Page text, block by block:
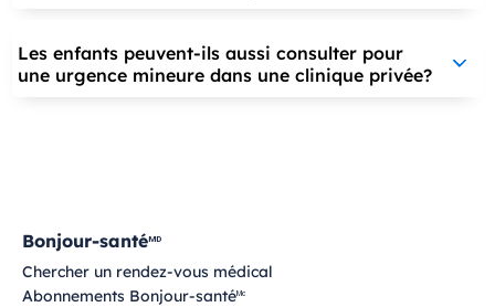
Les enfants peuvent-ils aussi consulter pour
une urgence mineure dans une clinique privée?
Bonjour-santéMD
Chercher un rendez-vous médical
Abonnements Bonjour-santéMc